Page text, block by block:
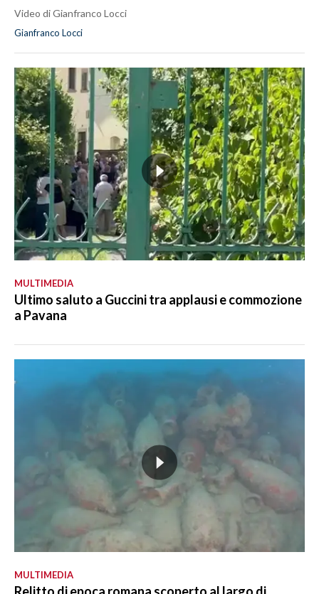
Video di Gianfranco Locci
Gianfranco Locci
MULTIMEDIA
Ultimo saluto a Guccini tra applausi e commozione
a Pavana
MULTIMEDIA